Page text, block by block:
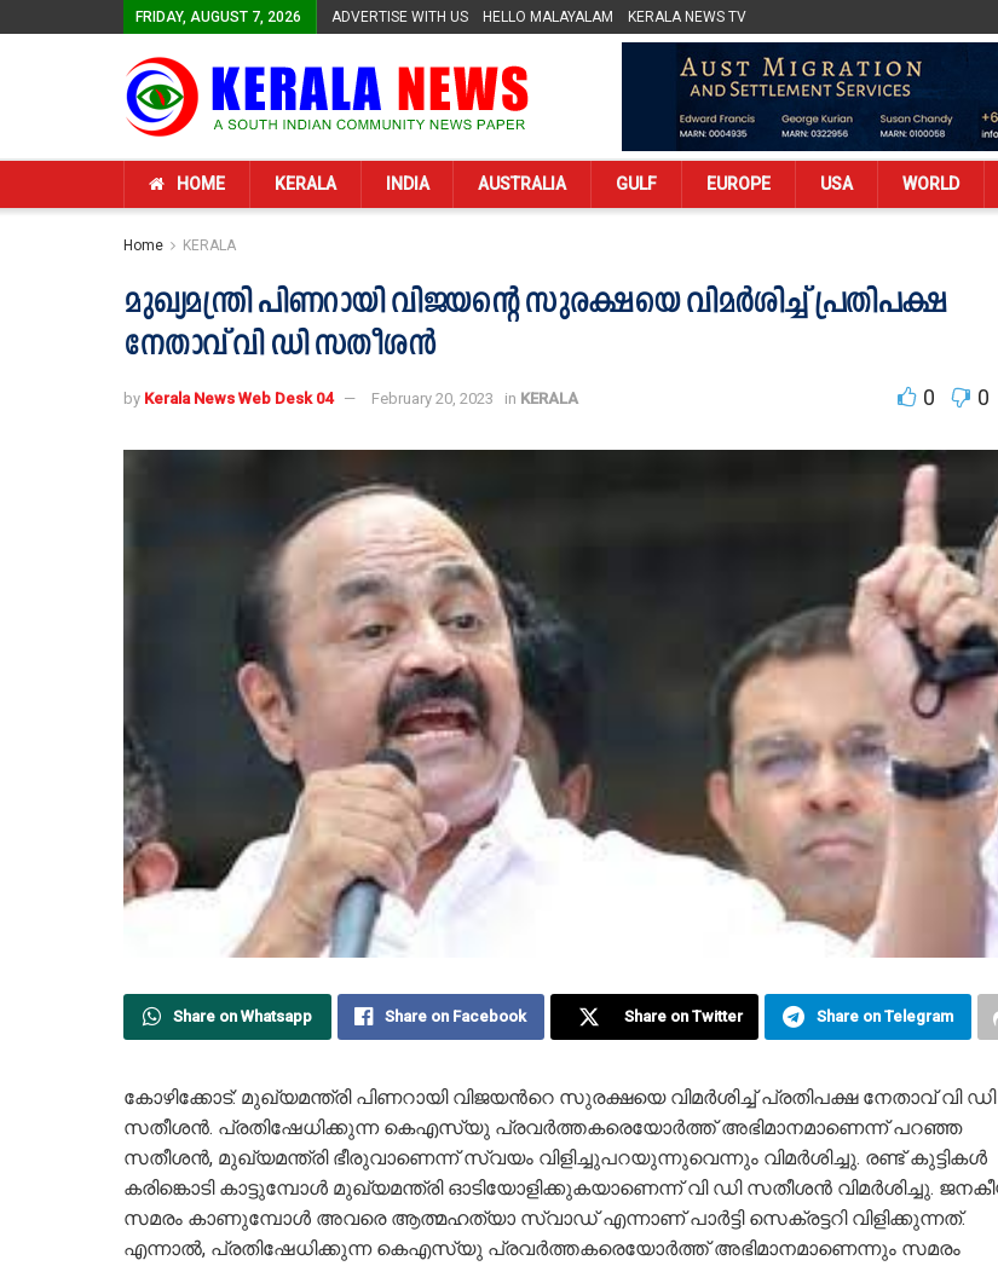
FRIDAY, AUGUST 7, 2026 ADVERTISE WITH US HELLO MALAYALAM KERALA NEWS TV
HOME KERALA INDIA AUSTRALIA GULF EUROPE USA WORLD
Home KERALA
മുഖ്യമന്ത്രി പിണറായി വിജയന്‍റെ സുരക്ഷയെ വിമര്‍ശിച്ച് പ്രതിപക്ഷ
നേതാവ് വി ഡി സതീശന്‍
by Kerala News Web Desk 04 February 20, 2023 in KERALA 0 0
Share on Whatsapp Share on Facebook Share on Twitter Share on Telegram
കോഴിക്കോട്: മുഖ്യമന്ത്രി പിണറായി വിജയന്‍റെ സുരക്ഷയെ വിമര്‍ശിച്ച് പ്രതിപക്ഷ നേതാവ് വി ഡി
സതീശന്‍. പ്രതിഷേധിക്കുന്ന കെഎസ്‍യു പ്രവര്‍ത്തകരെയോര്‍ത്ത് അഭിമാനമാണെന്ന് പറഞ്ഞ
സതീശന്‍, മുഖ്യമന്ത്രി ഭീരുവാണെന്ന് സ്വയം വിളിച്ചുപറയുന്നുവെന്നും വിമര്‍ശിച്ചു. രണ്ട് കുട്ടികൾ
കരിങ്കൊടി കാട്ടുമ്പോൾ മുഖ്യമന്ത്രി ഓടിയോളിക്കുകയാണെന്ന് വി ഡി സതീശന്‍ വിമര്‍ശിച്ചു.
സമരം കാണുമ്പോൾ അവരെ ആത്മഹത്യാ സ്വാഡ് എന്നാണ് പാര്‍ട്ടി സെക്രട്ടറി വിളിക്കുന്നത്.
എന്നാല്‍, പ്രതിഷേധിക്കുന്ന കെഎസ്‍യു പ്രവര്‍ത്തകരെയോര്‍ത്ത് അഭിമാനമാണെന്നും സമരം